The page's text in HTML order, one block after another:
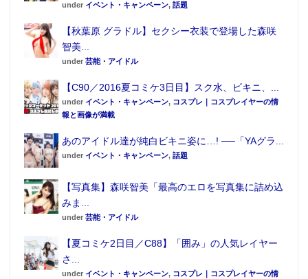
under イベント・キャンペーン, 話題
【秋葉原 グラドル】セクシー衣装で登場した森咲
智美...
under 芸能・アイドル
【C90／2016夏コミケ3日目】スク水、ビキニ、...
under イベント・キャンペーン, コスプレ｜コスプレイヤーの情
報と画像が満載
あのアイドル達が純白ビキニ姿に…! ──「YAグラ...
under イベント・キャンペーン, 話題
【写真集】森咲智美「最高のエロを写真集に詰め込
みま...
under 芸能・アイドル
【夏コミケ2日目／C88】「囲み」の人気レイヤー
さ...
under イベント・キャンペーン, コスプレ｜コスプレイヤーの情